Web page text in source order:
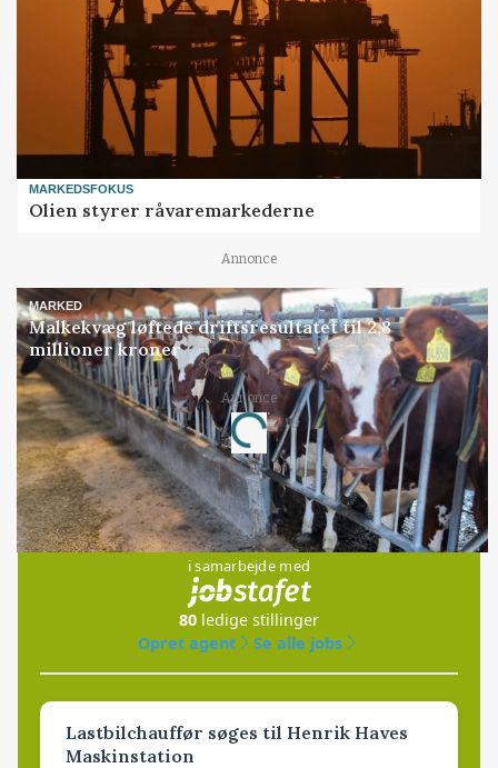
MARKEDSFOKUS
Olien styrer råvaremarkederne
Annonce
MARKED
Malkekvæg løftede driftsresultatet til 2,8
millioner kroner
Annonce
Loading...
Jobs
i samarbejde med
80 ledige stillinger
Opret agent
Se alle jobs
Lastbilchauffør søges til Henrik Haves
Maskinstation